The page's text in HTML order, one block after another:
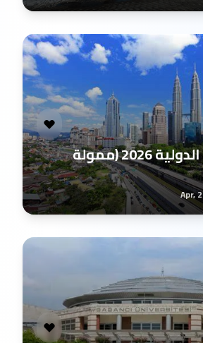
منحة ماليزيا الدولية 2026 (ممولة